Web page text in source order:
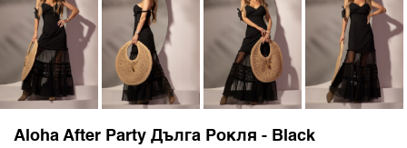
Aloha After Party Дълга Рокля - Black